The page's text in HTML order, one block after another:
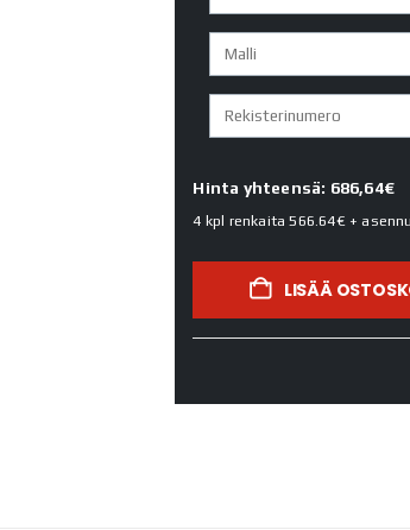
Hinta yhteensä: 686,64€
4 kpl renkaita566.64€+
LISÄÄ